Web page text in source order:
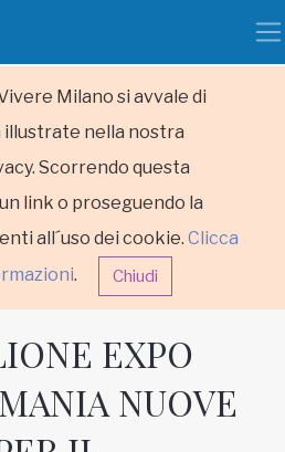
Milano si avvale di
nella nostra
Scorrendo questa
link o proseguendo la
all´uso dei cookie. Clicca
. Chiudi
EXPO
NUOVE